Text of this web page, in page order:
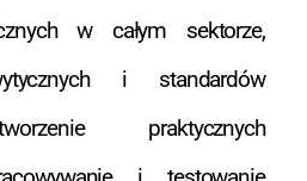
w całym sektorze,
i standardów
praktycznych